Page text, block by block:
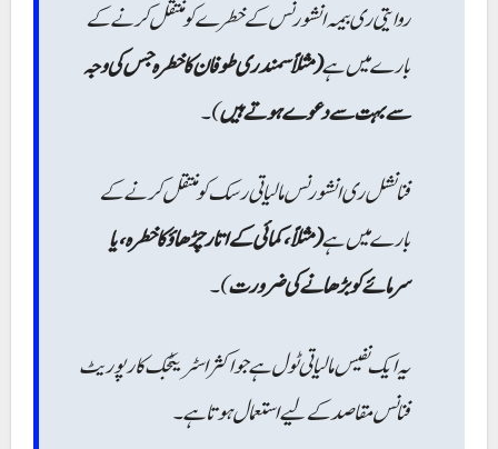
روایتی ری بیمہ انشورنس کے خطرے کو منتقل کرنے کے
بارے میں ہے(مثلاً سمندری طوفان کا خطرہ جس کی وجہ
سے بہت سے دعوے ہوتے ہیں)۔
فنانشل ری انشورنس مالیاتی رسک کو منتقل کرنے کے
بارے میں ہے(مثلاً، کمائی کے اتار چڑھاؤ کا خطرہ، یا
سرمائے کو بڑھانے کی ضرورت)۔
یہ ایک نفیس مالیاتی ٹول ہے جو اکثر اسٹریٹجک کارپوریٹ
فنانس مقاصد کے لیے استعمال ہوتا ہے۔